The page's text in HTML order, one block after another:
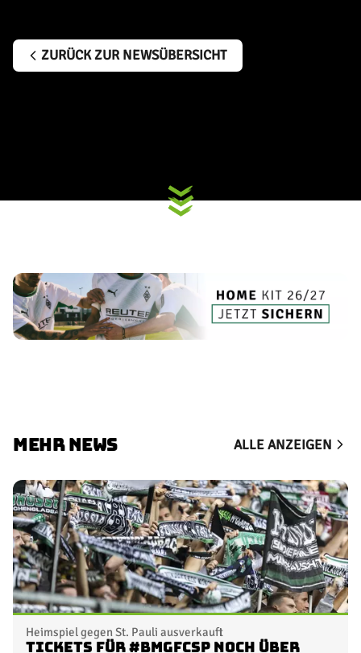
ZURÜCK ZUR NEWSÜBERSICHT
MEHR NEWS ALLE ANZEIGEN
Heimspiel gegen St. Pauli ausverkauft
Tickets für #BMGFCSP noch über